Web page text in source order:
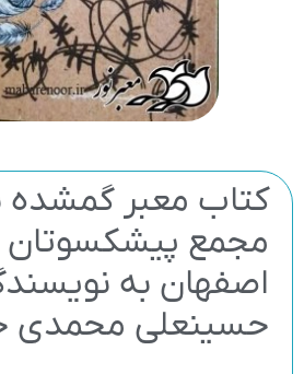
کتاب معبر
مجمع پیشکسوتان
اصفهان به
حسینعلی محمدی